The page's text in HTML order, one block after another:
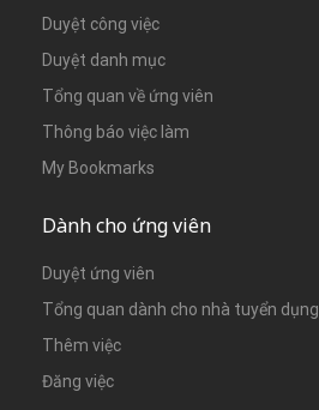
Duyệt công việc
Duyệt danh mục
Tổng quan về ứng viên
Thông báo việc làm
My Bookmarks
Dành cho ứng viên
Duyệt ứng viên
Tổng quan dành cho nhà tuyển dụng
Thêm việc
Đăng việc